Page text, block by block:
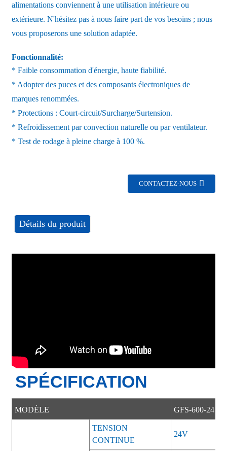
alimentations conviennent à une utilisation intérieure ou
extérieure. N'hésitez pas à nous faire part de vos besoins ; nous
vous proposerons une solution adaptée.
Fonctionnalité:
* Faible consommation d'énergie, haute fiabilité.
* Adopter des puces et des composants électroniques de
marques renommées.
* Protections : Court-circuit/Surcharge/Surtension.
* Refroidissement par convection naturelle ou par ventilateur.
* Test de rodage à pleine charge à 100 %.
CONTACTEZ-NOUS
Détails du produit
SPÉCIFICATION
MODÈLE GFS-600-24
TENSION
CONTINUE
24V